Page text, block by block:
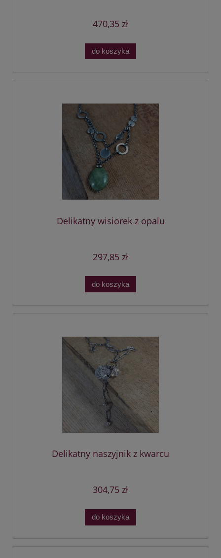
470,35 zł
do koszyka
Delikatny wisiorek z opalu
297,85 zł
do koszyka
Delikatny naszyjnik z kwarcu
304,75 zł
do koszyka